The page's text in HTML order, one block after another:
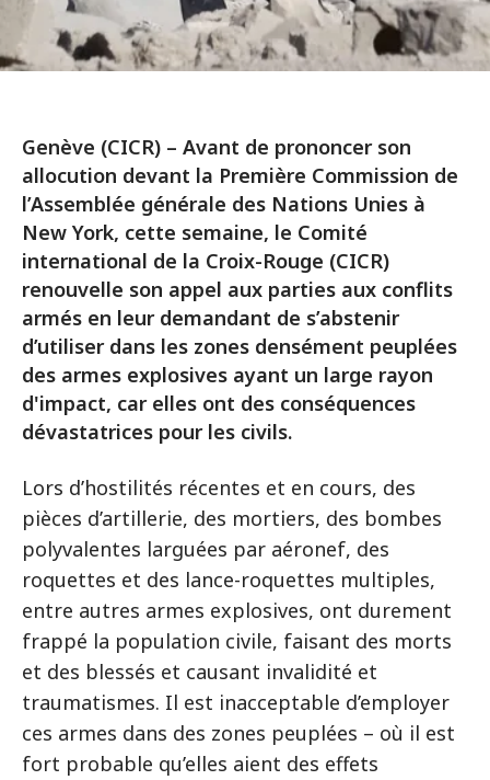
Genève (CICR) – Avant de prononcer son
allocution devant la Première Commission de
l’Assemblée générale des Nations Unies à
New York, cette semaine, le Comité
international de la Croix-Rouge (CICR)
renouvelle son appel aux parties aux conflits
armés en leur demandant de s’abstenir
d’utiliser dans les zones densément peuplées
des armes explosives ayant un large rayon
d'impact, car elles ont des conséquences
dévastatrices pour les civils.
Lors d’hostilités récentes et en cours, des
pièces d’artillerie, des mortiers, des bombes
polyvalentes larguées par aéronef, des
roquettes et des lance-roquettes multiples,
entre autres armes explosives, ont durement
frappé la population civile, faisant des morts
et des blessés et causant invalidité et
traumatismes. Il est inacceptable d’employer
ces armes dans des zones peuplées – où il est
fort probable qu’elles aient des effets